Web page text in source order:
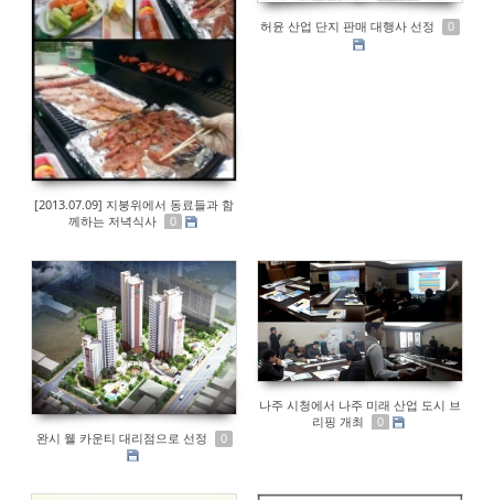
[2013.07.09] 지붕위에서 동료들과 함
께하는 저녁식사
0
허윤 산업 단지 판매 대행사 선정 0
완시 웰 카운티 대리점으로 선정 0
나주 시청에서 나주 미래 산업 도시 브
리핑 개최
0